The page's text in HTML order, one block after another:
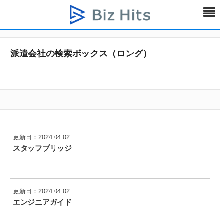
派遣会社の検索ボックス（ロング）
更新日：2024.04.02
スタッフブリッジ
更新日：2024.04.02
エンジニアガイド